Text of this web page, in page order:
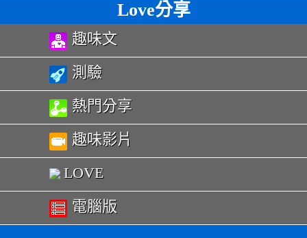
Love分享
趣味文
測驗
熱門分享
趣味影片
LOVE
電腦版